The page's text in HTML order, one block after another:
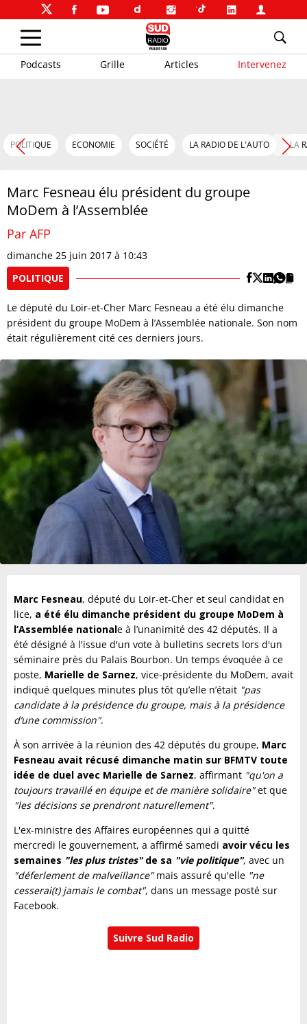
Podcasts Grille Articles Intervenez
POLITIQUE ECONOMIE SOCIÉTÉ LA RADIO DE L'AUTO LA
Marc Fesneau élu président du groupe
MoDem à l’Assemblée
Par AFP
dimanche 25 juin 2017 à 10:43
POLITIQUE
Le député du Loir-et-Cher Marc Fesneau a été élu dimanche
président du groupe MoDem à l’Assemblée nationale. Son nom
était régulièrement cité ces derniers jours.
Marc Fesneau, député du Loir-et-Cher et seul candidat en
lice, a été élu dimanche président du groupe MoDem à
l’Assemblée nationale à l’unanimité des 42 députés. Il a
été désigné à l'issue d'un vote à bulletins secrets lors d'un
séminaire près du Palais Bourbon. Un temps évoquée à ce
poste, Marielle de Sarnez, vice-présidente du MoDem, avait
indiqué quelques minutes plus tôt qu’elle n’était "pas
candidate à la présidence du groupe, mais à la présidence
d’une commission".
À son arrivée à la réunion des 42 députés du groupe, Marc
Fesneau avait récusé dimanche matin sur BFMTV toute
idée de duel avec Marielle de Sarnez, affirmant "qu'on a
toujours travaillé en équipe et de manière solidaire"et que
"les décisions se prendront naturellement".
L'ex-ministre des Affaires européennes qui a quitté
mercredi le gouvernement, a affirmé samedi avoir vécu les
semaines "les plus tristes"de sa "vie politique", avec un
"déferlement de malveillance"mais assuré qu'elle "ne
cesserai(t) jamais le combat", dans un message posté sur
Facebook.
Suivre Sud Radio